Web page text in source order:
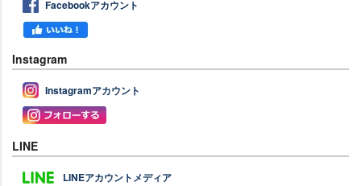
Facebookアカウント
Instagram
Instagramアカウント
LINE
LINEアカウントメディア